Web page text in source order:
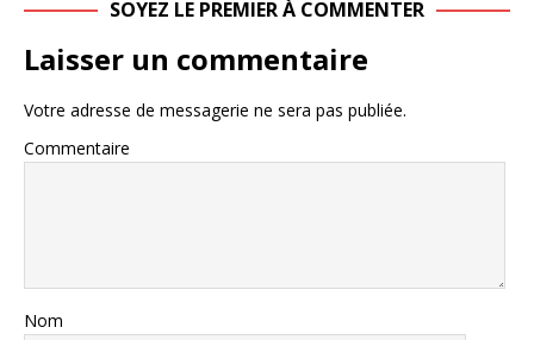
SOYEZ LE PREMIER À COMMENTER
Laisser un commentaire
Votre adresse de messagerie ne sera pas publiée.
Commentaire
Nom